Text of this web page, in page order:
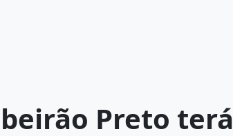
Preto terá